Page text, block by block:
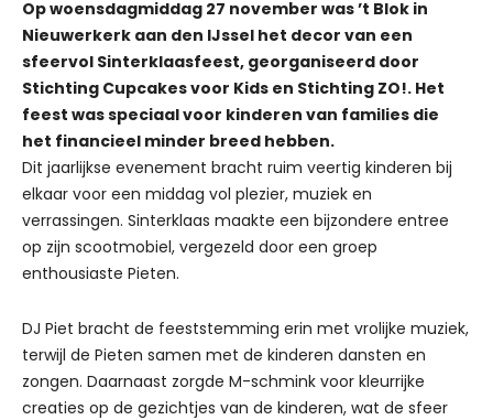
Op woensdagmiddag 27 november was ’t Blok in
Nieuwerkerk aan den IJssel het decor van een
sfeervol Sinterklaasfeest, georganiseerd door
Stichting Cupcakes voor Kids en Stichting ZO!. Het
feest was speciaal voor kinderen van families die
het financieel minder breed hebben.
Dit jaarlijkse evenement bracht ruim veertig kinderen bij
elkaar voor een middag vol plezier, muziek en
verrassingen. Sinterklaas maakte een bijzondere entree
op zijn scootmobiel, vergezeld door een groep
enthousiaste Pieten.
DJ Piet bracht de feeststemming erin met vrolijke muziek,
terwijl de Pieten samen met de kinderen dansten en
zongen. Daarnaast zorgde M-schmink voor kleurrijke
creaties op de gezichtjes van de kinderen, wat de sfeer